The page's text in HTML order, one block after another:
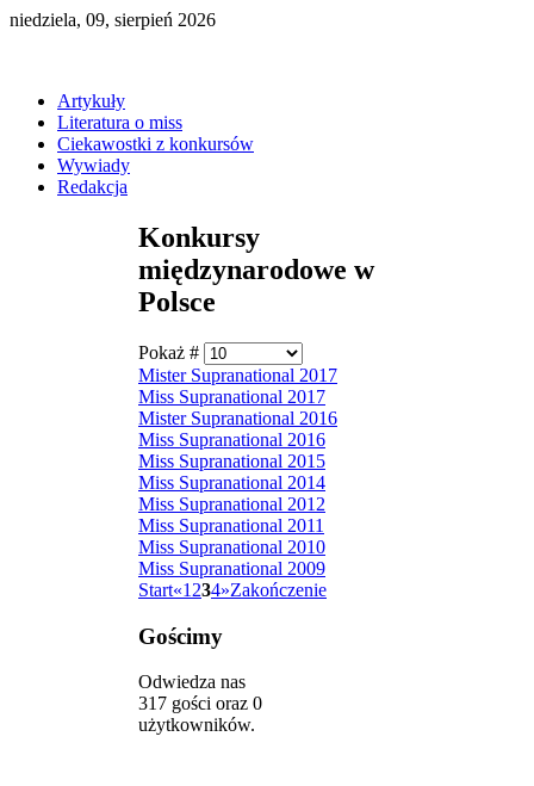
niedziela, 09, sierpień 2026
Artykuły
Literatura o miss
Ciekawostki z konkursów
Wywiady
Redakcja
Konkursy
międzynarodowe w
Polsce
Pokaż #
Mister Supranational 2017
Miss Supranational 2017
Mister Supranational 2016
Miss Supranational 2016
Miss Supranational 2015
Miss Supranational 2014
Miss Supranational 2012
Miss Supranational 2011
Miss Supranational 2010
Miss Supranational 2009
Start«1 234»Zakończenie
Gościmy
Odwiedza nas
317 gości oraz 0
użytkowników.